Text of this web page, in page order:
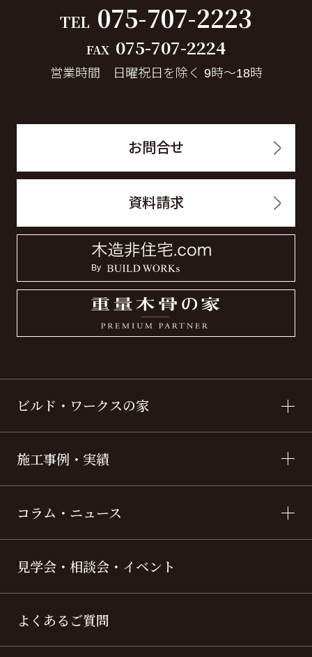
TEL 075-707-2223
FAX 075-707-2224
営業時間 日曜祝日を除く 9時～18時
お問合せ
資料請求
ビルド・ワークスの家
施工事例・実績
コラム・ニュース
見学会・相談会・イベント
よくあるご質問